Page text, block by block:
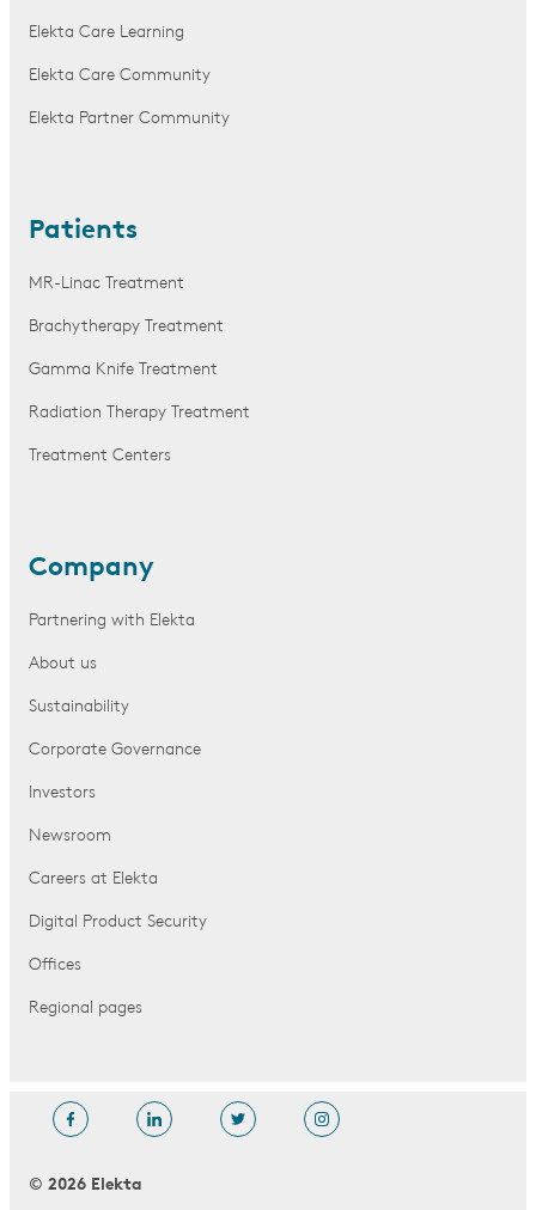
Elekta Care Learning
Elekta Care Community
Elekta Partner Community
Patients
MR-Linac Treatment
Brachytherapy Treatment
Gamma Knife Treatment
Radiation Therapy Treatment
Treatment Centers
Company
Partnering with Elekta
About us
Sustainability
Corporate Governance
Investors
Newsroom
Careers at Elekta
Digital Product Security
Offices
Regional pages
© 2026 Elekta